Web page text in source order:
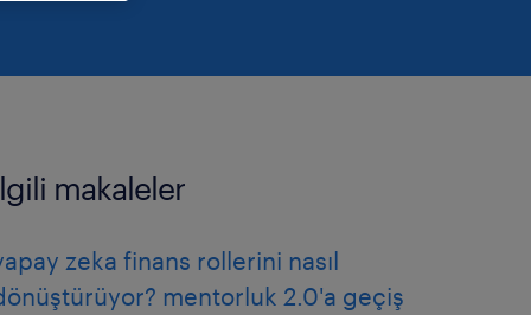
makaleler
zeka finans rollerini nasıl
mentorluk 2.0'a geçiş